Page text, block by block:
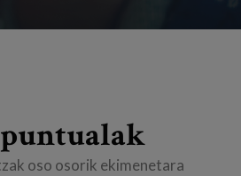
oso osorik ekimenetara